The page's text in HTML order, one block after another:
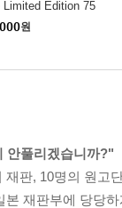
Limited Edition 75
넘버링) : 블루레
원
안풀리겠습니까?"
재판, 10명의 원고
재판부에 당당